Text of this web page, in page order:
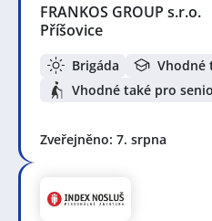
FRANKOS GROUP s.r.o.
Příšovice
Brigáda
Vhodné
Vhodné také pro
Zveřejněno: 7. srpna